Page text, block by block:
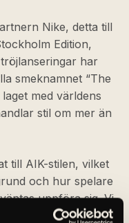
Nike, detta till
Edition,
har
smeknamnet “The
med världens
stil om mer än
till AIK-stilen, vilket
och hur spelare
uppföra sig. Vi
och ungdomar i